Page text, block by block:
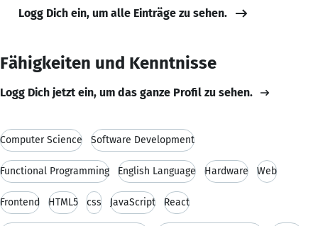
Logg Dich ein, um alle Einträge zu sehen.
Fähigkeiten und Kenntnisse
Logg Dich jetzt ein, um das ganze Profil zu sehen.
Computer Science Software Development
Functional Programming English Language Hardware Web
Frontend HTML5 css JavaScript React